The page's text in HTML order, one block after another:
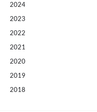
2024
2023
2022
2021
2020
2019
2018